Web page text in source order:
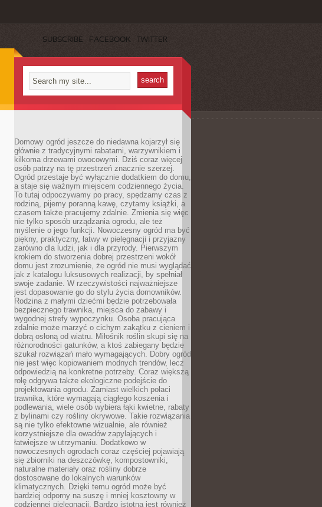
SUBSCRIBE FACEBOOK TWITTER
Domowy ogród jeszcze do niedawna kojarzył się
głównie z tradycyjnymi rabatami, warzywnikiem i
kilkoma drzewami owocowymi. Dziś coraz więcej
osób patrzy na tę przestrzeń znacznie szerzej.
Ogród przestaje być wyłącznie dodatkiem do domu,
a staje się ważnym miejscem codziennego życia.
To tutaj odpoczywamy po pracy, spędzamy czas z
rodziną, pijemy poranną kawę, czytamy książki, a
czasem także pracujemy zdalnie. Zmienia się więc
nie tylko sposób urządzania ogrodu, ale też
myślenie o jego funkcji. Nowoczesny ogród ma być
piękny, praktyczny, łatwy w pielęgnacji i przyjazny
zarówno dla ludzi, jak i dla przyrody. Pierwszym
krokiem do stworzenia dobrej przestrzeni wokół
domu jest zrozumienie, że ogród nie musi wyglądać
jak z katalogu luksusowych realizacji, by spełniał
swoje zadanie. W rzeczywistości najważniejsze
jest dopasowanie go do stylu życia domowników.
Rodzina z małymi dziećmi będzie potrzebowała
bezpiecznego trawnika, miejsca do zabawy i
wygodnej strefy wypoczynku. Osoba pracująca
zdalnie może marzyć o cichym zakątku z cieniem i
dobrą osłoną od wiatru. Miłośnik roślin skupi się na
różnorodności gatunków, a ktoś zabiegany będzie
szukał rozwiązań mało wymagających. Dobry ogród
nie jest więc kopiowaniem modnych trendów, lecz
odpowiedzią na konkretne potrzeby. Coraz większą
rolę odgrywa także ekologiczne podejście do
projektowania ogrodu. Zamiast wielkich połaci
trawnika, które wymagają ciągłego koszenia i
podlewania, wiele osób wybiera łąki kwietne, rabaty
z bylinami czy rośliny okrywowe. Takie rozwiązania
są nie tylko efektowne wizualnie, ale również
korzystniejsze dla owadów zapylających i
łatwiejsze w utrzymaniu. Dodatkowo w
nowoczesnych ogrodach coraz częściej pojawiają
się zbiorniki na deszczówkę, kompostowniki,
naturalne materiały oraz rośliny dobrze
dostosowane do lokalnych warunków
klimatycznych. Dzięki temu ogród może być
bardziej odporny na suszę i mniej kosztowny w
codziennej pielęgnacji. Bardzo istotna jest również